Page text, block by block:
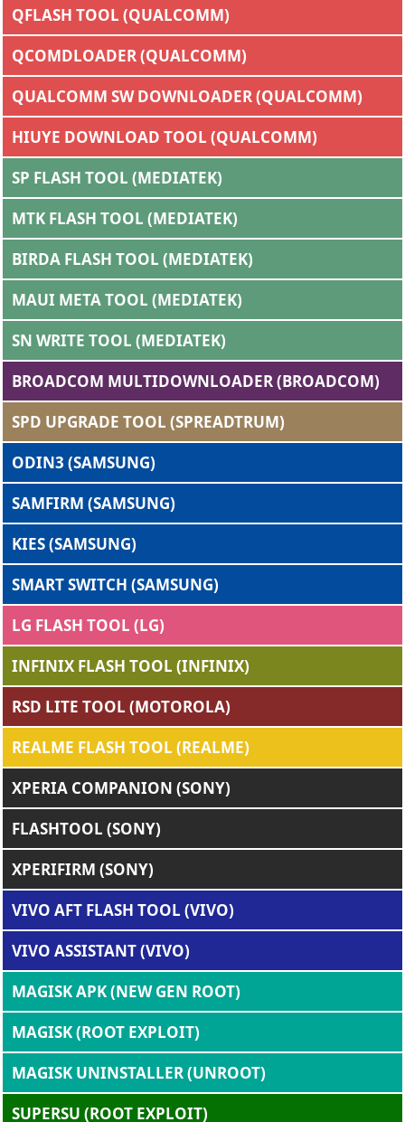
QFLASH TOOL (QUALCOMM)
QCOMDLOADER (QUALCOMM)
QUALCOMM SW DOWNLOADER (QUALCOMM)
HIUYE DOWNLOAD TOOL (QUALCOMM)
SP FLASH TOOL (MEDIATEK)
MTK FLASH TOOL (MEDIATEK)
BIRDA FLASH TOOL (MEDIATEK)
MAUI META TOOL (MEDIATEK)
SN WRITE TOOL (MEDIATEK)
BROADCOM MULTIDOWNLOADER (BROADCOM)
SPD UPGRADE TOOL (SPREADTRUM)
ODIN3 (SAMSUNG)
SAMFIRM (SAMSUNG)
KIES (SAMSUNG)
SMART SWITCH (SAMSUNG)
LG FLASH TOOL (LG)
INFINIX FLASH TOOL (INFINIX)
RSD LITE TOOL (MOTOROLA)
REALME FLASH TOOL (REALME)
XPERIA COMPANION (SONY)
FLASHTOOL (SONY)
XPERIFIRM (SONY)
VIVO AFT FLASH TOOL (VIVO)
VIVO ASSISTANT (VIVO)
MAGISK APK (NEW GEN ROOT)
MAGISK (ROOT EXPLOIT)
MAGISK UNINSTALLER (UNROOT)
SUPERSU (ROOT EXPLOIT)